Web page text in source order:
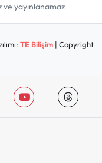
yayınlanamaz
TE Bilişim| Copyright